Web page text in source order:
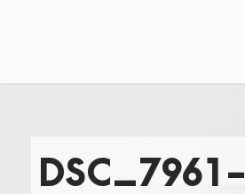
DSC_7961-